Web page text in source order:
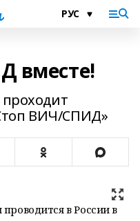
вместе!
проходит
ВИЧ/СПИД»
в России в